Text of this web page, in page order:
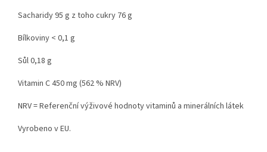
Sacharidy 95 g z toho cukry 76 g
Bílkoviny < 0,1 g
Sůl 0,18 g
Vitamin C 450 mg (562 % NRV)
NRV = Referenční výživové hodnoty vitaminů a minerálních látek
Vyrobeno v EU.